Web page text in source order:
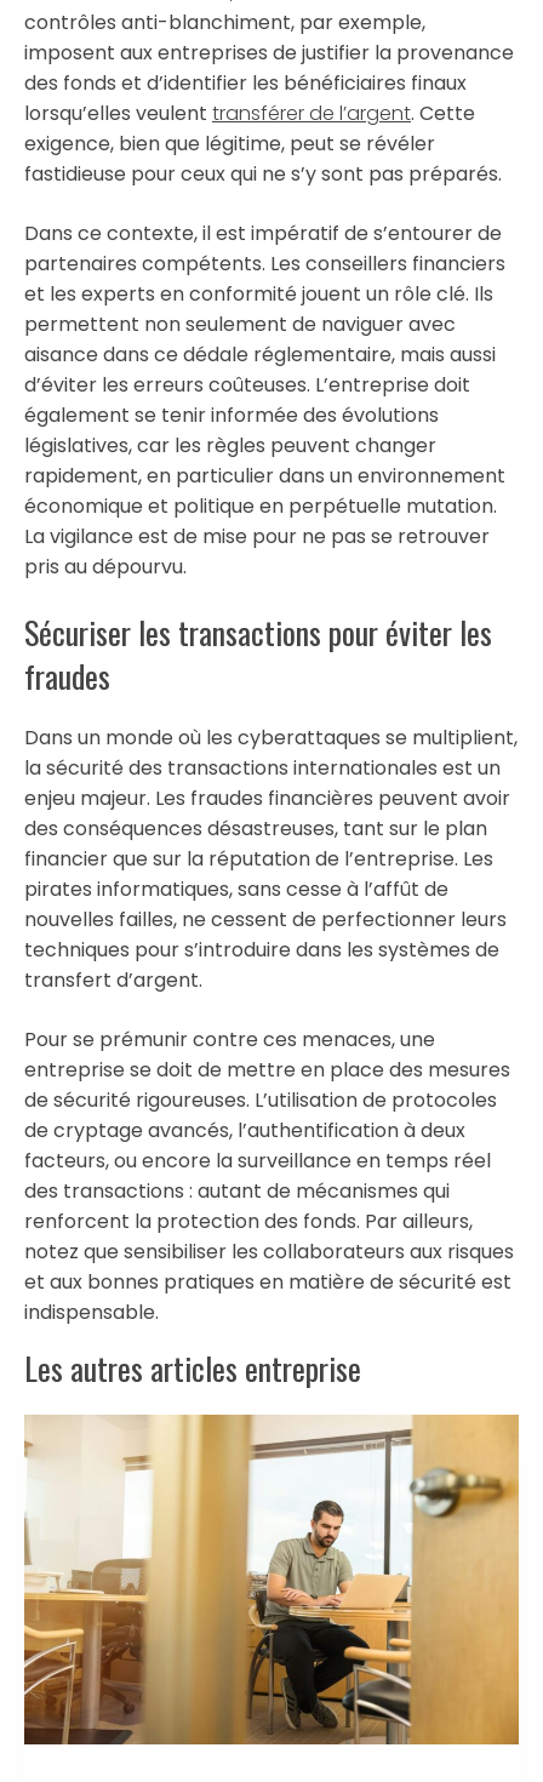
contrôles anti-blanchiment, par exemple,
imposent aux entreprises de justifier la provenance
des fonds et d’identifier les bénéficiaires finaux
lorsqu’elles veulent transférer de l’argent. Cette
exigence, bien que légitime, peut se révéler
fastidieuse pour ceux qui ne s’y sont pas préparés.
Dans ce contexte, il est impératif de s’entourer de
partenaires compétents. Les conseillers financiers
et les experts en conformité jouent un rôle clé. Ils
permettent non seulement de naviguer avec
aisance dans ce dédale réglementaire, mais aussi
d’éviter les erreurs coûteuses. L’entreprise doit
également se tenir informée des évolutions
législatives, car les règles peuvent changer
rapidement, en particulier dans un environnement
économique et politique en perpétuelle mutation.
La vigilance est de mise pour ne pas se retrouver
pris au dépourvu.
Sécuriser les transactions pour éviter les
fraudes
Dans un monde où les cyberattaques se multiplient,
la sécurité des transactions internationales est un
enjeu majeur. Les fraudes financières peuvent avoir
des conséquences désastreuses, tant sur le plan
financier que sur la réputation de l’entreprise. Les
pirates informatiques, sans cesse à l’affût de
nouvelles failles, ne cessent de perfectionner leurs
techniques pour s’introduire dans les systèmes de
transfert d’argent.
Pour se prémunir contre ces menaces, une
entreprise se doit de mettre en place des mesures
de sécurité rigoureuses. L’utilisation de protocoles
de cryptage avancés, l’authentification à deux
facteurs, ou encore la surveillance en temps réel
des transactions : autant de mécanismes qui
renforcent la protection des fonds. Par ailleurs,
notez que sensibiliser les collaborateurs aux risques
et aux bonnes pratiques en matière de sécurité est
indispensable.
Les autres articles entreprise